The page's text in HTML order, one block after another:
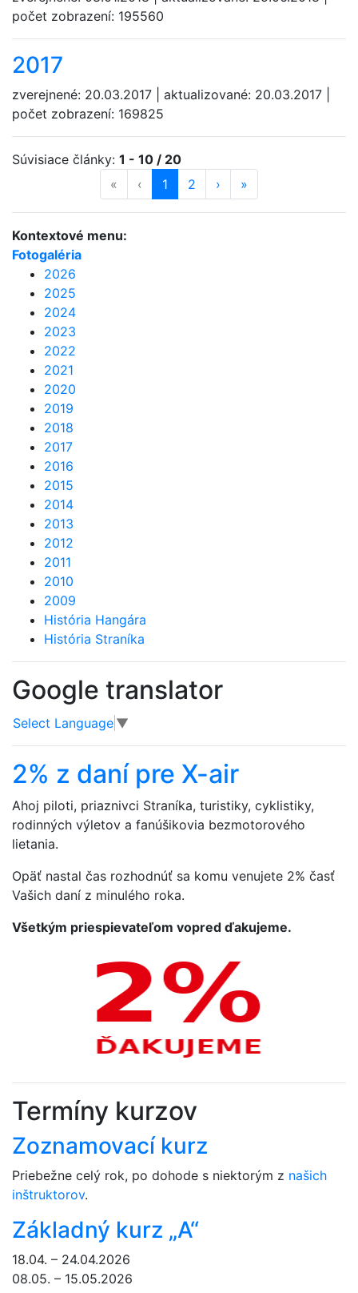
počet zobrazení: 195560
2017
zverejnené: 20.03.2017 | aktualizované: 20.03.2017 |
počet zobrazení: 169825
Súvisiace články: 1 - 10 / 20
« « na začiatok
‹ « späťstrana
1 (aktuálna)
strana
2 ďalej »
› na koniec »
»
Kontextové menu:
Fotogaléria
2026
2025
2024
2023
2022
2021
2020
2019
2018
2017
2016
2015
2014
2013
2012
2011
2010
2009
História Hangára
História Straníka
Google translator
Select Language ▼
2% z daní pre X-air
Ahoj piloti, priaznivci Straníka, turistiky, cyklistiky,
rodinných výletov a fanúšikovia bezmotorového
lietania.
Opäť nastal čas rozhodnúť sa komu venujete 2% časť
Vašich daní z minulého roka.
Všetkým priespievateľom vopred ďakujeme.
Termíny kurzov
Zoznamovací kurz
Priebežne celý rok, po dohode s niektorým z našich
inštruktorov.
Základný kurz „A“
18.04. – 24.04.2026
08.05. – 15.05.2026